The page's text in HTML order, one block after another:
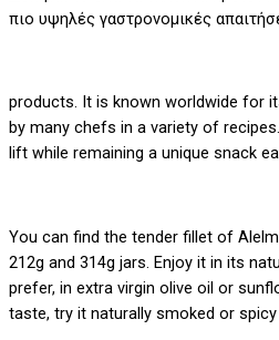
πιο υψηλές γαστρονομικές
products. It is known worldwide for
by many chefs in a variety of
lift while remaining a unique snack
You can find the tender fillet of
212g and 314g jars. Enjoy it in its
prefer, in extra virgin olive oil or
taste, try it naturally smoked or spicy